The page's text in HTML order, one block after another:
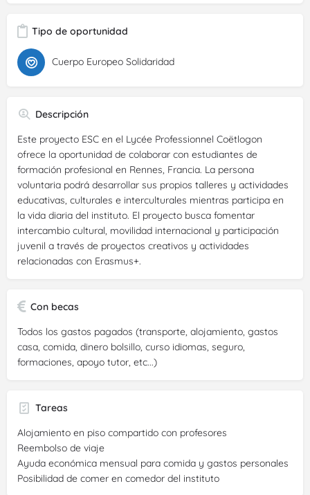
Tipo de oportunidad
Cuerpo Europeo Solidaridad
Descripción
Este proyecto ESC en el Lycée Professionnel Coëtlogon
ofrece la oportunidad de colaborar con estudiantes de
formación profesional en Rennes, Francia. La persona
voluntaria podrá desarrollar sus propios talleres y actividades
educativas, culturales e interculturales mientras participa en
la vida diaria del instituto. El proyecto busca fomentar
intercambio cultural, movilidad internacional y participación
juvenil a través de proyectos creativos y actividades
relacionadas con Erasmus+.
Con becas
Todos los gastos pagados (transporte, alojamiento, gastos
casa, comida, dinero bolsillo, curso idiomas, seguro,
formaciones, apoyo tutor, etc...)
Tareas
Alojamiento en piso compartido con profesores
Reembolso de viaje
Ayuda económica mensual para comida y gastos personales
Posibilidad de comer en comedor del instituto